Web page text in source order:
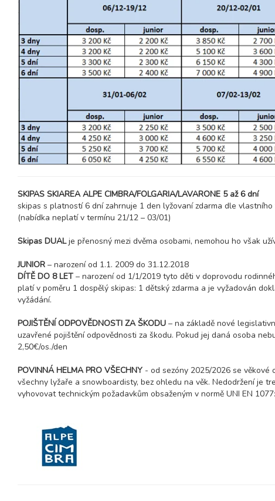
8 dní (7 nocí)
20.02. - 27.02.27
sobota - sobota
8 dní (7 nocí)
27.02. - 06.03.27
sobota - sobota
8 dní (7 nocí)
6 dní (5 nocí)
březen 2027
06.03. - 13.03.27
sobota - sobota
8 dní (7 nocí)
SKIPAS SKIAREA ALPE CIMBRA/FOLGARIA/LAVARONE 5 až 6 dní
skipas s platností 6 dní zahrnuje 1 den lyžovaní zdarma dle
(nabídka neplatí v termínu 21/12 – 03/01)
Skipas DUALje přenosný mezi dvěma osobami, nemohou ho však
JUNIOR – narození od 1.1. 2009 do 31.12.2018
DÍTĚ DO 8 LET – narození od 1/1/2019 tyto děti v doprovodu
platí v poměru 1 dospělý skipas: 1 dětský zdarma a je vyžadován
vyžádání.
POJIŠTĚNÍ ODPOVĚDNOSTI ZA ŠKODU – na základě nové
uzavřené pojištění odpovědnosti za škodu. Pokud jej daná osoba
2,50€/os./den
POVINNÁ HELMA PRO VŠECHNY - od sezóny 2025/2026 se věkové
všechny lyžaře a snowboardisty, bez ohledu na věk. Nedodržení je
vyhovovat technickým požadavkům obsaženým v normě UNI EN